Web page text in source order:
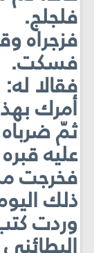
فلجلج.
فزجراه
فسكت.
فقالا
أمرك
ثمّ
عليه
فخرجت
ذلك
وردت